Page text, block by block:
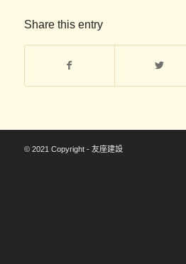
Share this entry
© 2021 Copyright - 友座建設